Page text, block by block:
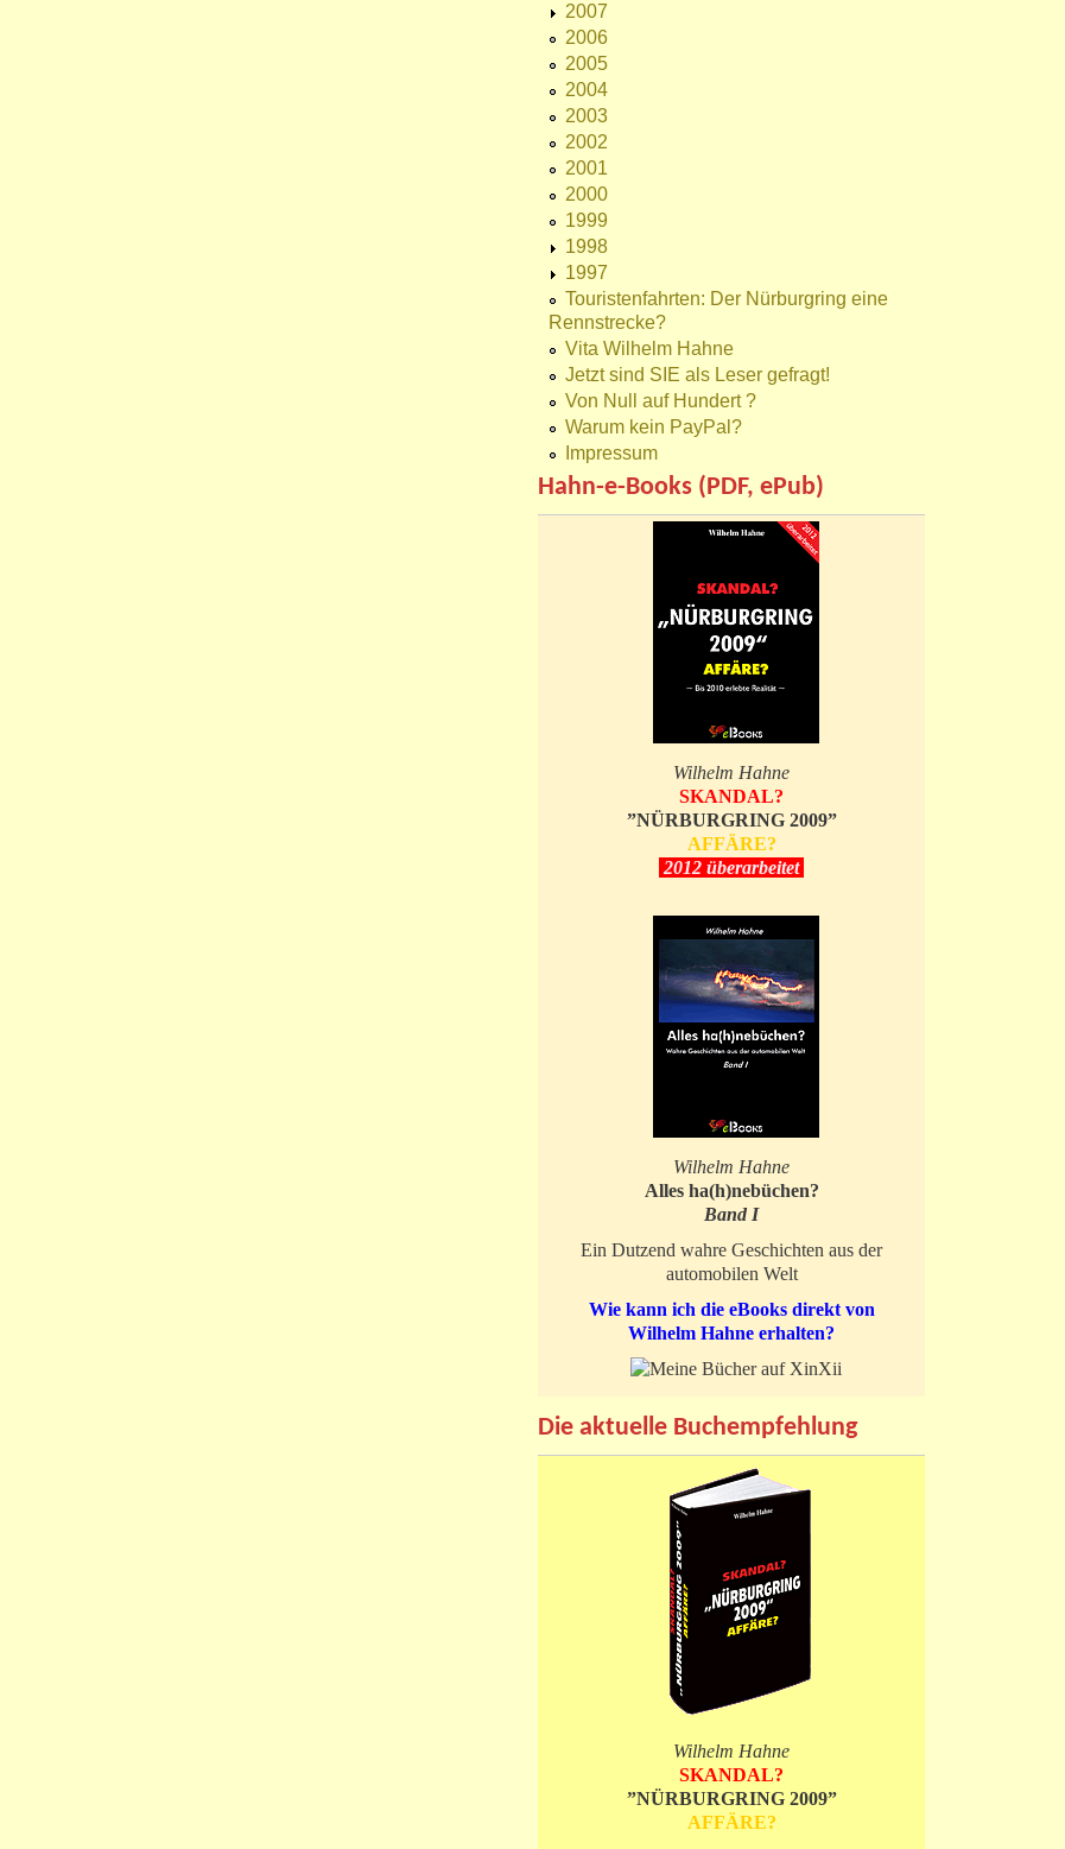
2007
2006
2005
2004
2003
2002
2001
2000
1999
1998
1997
Touristenfahrten: Der Nürburgring eine
Rennstrecke?
Vita Wilhelm Hahne
Jetzt sind SIE als Leser gefragt!
Von Null auf Hundert ?
Warum kein PayPal?
Impressum
Hahn-e-Books (PDF, ePub)
Wilhelm Hahne
SKANDAL?
”NÜRBURGRING 2009”
AFFÄRE?
2012 überarbeitet
Wilhelm Hahne
Alles ha(h)nebüchen?
Band I
Ein Dutzend wahre Geschichten aus der
automobilen Welt
Wie kann ich die eBooks direkt von
Wilhelm Hahne erhalten?
Die aktuelle Buchempfehlung
Wilhelm Hahne
SKANDAL?
”NÜRBURGRING 2009”
AFFÄRE?